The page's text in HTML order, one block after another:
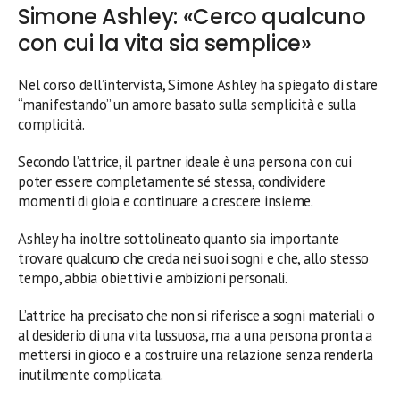
Simone Ashley: «Cerco qualcuno
con cui la vita sia semplice»
Nel corso dell’intervista, Simone Ashley ha spiegato di stare
“manifestando” un amore basato sulla semplicità e sulla
complicità.
Secondo l’attrice, il partner ideale è una persona con cui
poter essere completamente sé stessa, condividere
momenti di gioia e continuare a crescere insieme.
Ashley ha inoltre sottolineato quanto sia importante
trovare qualcuno che creda nei suoi sogni e che, allo stesso
tempo, abbia obiettivi e ambizioni personali.
L’attrice ha precisato che non si riferisce a sogni materiali o
al desiderio di una vita lussuosa, ma a una persona pronta a
mettersi in gioco e a costruire una relazione senza renderla
inutilmente complicata.